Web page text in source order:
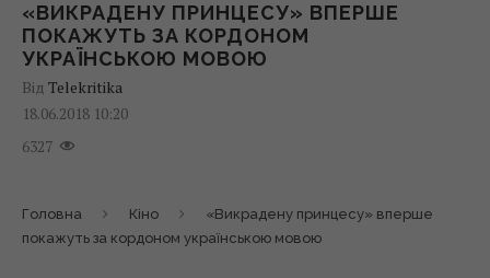
«ВИКРАДЕНУ ПРИНЦЕСУ» ВПЕРШЕ
ПОКАЖУТЬ ЗА КОРДОНОМ
УКРАЇНСЬКОЮ МОВОЮ
Від Telekritika
18.06.2018 10:20
6327
Головна Кіно
«Викрадену принцесу» вперше
покажуть за кордоном українською мовою